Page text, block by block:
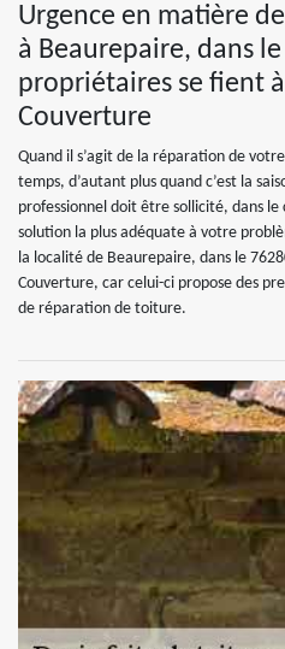
Urgence en matière
à Beaurepaire, dans
propriétaires se fient
Couverture
Quand il s’agit de la réparation de
temps, d’autant plus quand c’est la
professionnel doit être sollicité, dans le
solution la plus adéquate à votre
la localité de Beaurepaire, dans le
Couverture, car celui-ci propose des
de réparation de toiture.